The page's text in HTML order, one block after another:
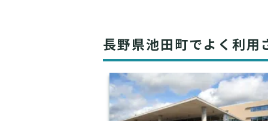
長野県池田町でよく利用